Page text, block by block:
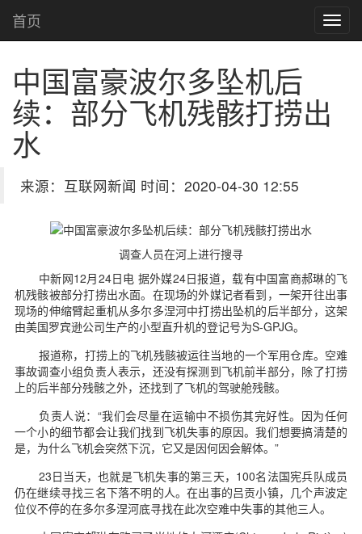
首页
中国富豪波尔多坠机后
续：部分飞机残骸打捞出
水
来源：互联网新闻 时间：2020-04-30 12:55
调查人员在河上进行搜寻
中新网12月24日电 据外媒24日报道，载有中国富商郝琳的飞
机残骸被部分打捞出水面。在现场的外媒记者看到，一架开往出事
现场的伸缩臂起重机从多尔多涅河中打捞出坠机的后半部分，这架
由美国罗宾逊公司生产的小型直升机的登记号为S-GPJG。
报道称，打捞上的飞机残骸被运往当地的一个军用仓库。空难
事故调查小组负责人表示，还没有探测到飞机前半部分，除了打捞
上的后半部分残骸之外，还找到了飞机的驾驶舱残骸。
负责人说：“我们会尽量在运输中不损伤其完好性。因为任何
一个小的细节都会让我们找到飞机失事的原因。我们想要搞清楚的
是，为什么飞机会突然下沉，它又是因何因会解体。”
23日当天，也就是飞机失事的第三天，100名法国宪兵队成员
仍在继续寻找三名下落不明的人。在出事的吕贡小镇，几个声波定
位仪不停的在多尔多涅河底寻找在此次空难中失事的其他三人。